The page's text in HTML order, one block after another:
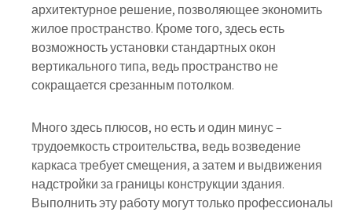
архитектурное решение, позволяющее экономить
жилое пространство. Кроме того, здесь есть
возможность установки стандартных окон
вертикального типа, ведь пространство не
сокращается срезанным потолком.
Много здесь плюсов, но есть и один минус –
трудоемкость строительства, ведь возведение
каркаса требует смещения, а затем и выдвижения
надстройки за границы конструкции здания.
Выполнить эту работу могут только профессионалы